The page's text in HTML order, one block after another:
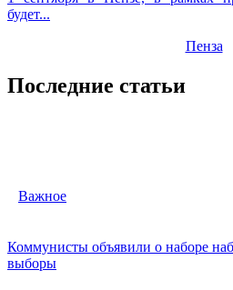
будет...
Пенза
Последние статьи
Важное
Коммунисты объявили о наборе
выборы